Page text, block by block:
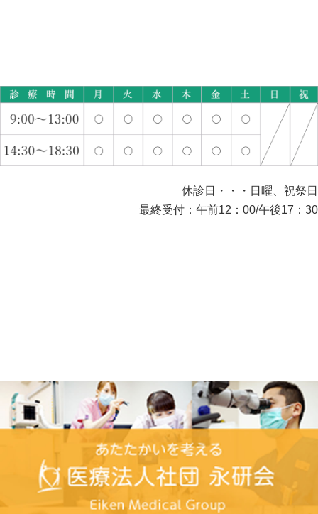
休診日・・・日曜、祝祭日
最終受付：午前12：00/午後17：30